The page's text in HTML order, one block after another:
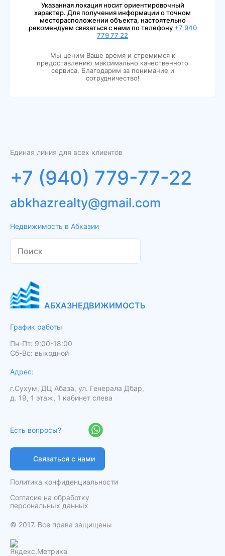
Указанная локация носит ориентировочный
характер. Для получения информации о точном
месторасположении объекта, настоятельно
рекомендуем связаться с нами по телефону +7 940
779 77 22
Мы ценим Ваше время и стремимся к
предоставлению максимально качественного
сервиса. Благодарим за понимание и
сотрудничество!
Единая линия для всех клиентов
+7 (940) 779-77-22
Недвижимость в Абхазии
abkhazrealty@gmail.com
АБХАЗНЕДВИЖИМОСТЬ
График работы
Пн-Пт: 9:00-18:00
Сб-Вс: выходной
Адрес:
г.Сухум, ДЦ Абаза, ул. Генерала Дбар,
д. 19, 1 этаж, 1 кабинет слева
Политика конфиденциальности
Согласие на обработку
персональных данных
️© 2017. Все права защищены
Есть вопросы?
Связаться с нами